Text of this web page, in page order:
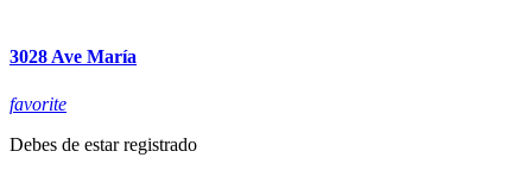
3028 Ave María
favorite
Debes de estar registrado